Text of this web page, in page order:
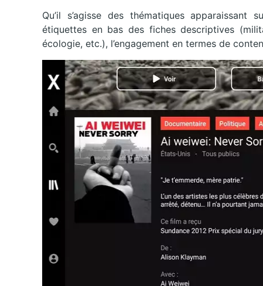
Qu’il s’agisse des thématiques
étiquettes en bas des fiches descriptives
écologie, etc.), l’engagement en termes de